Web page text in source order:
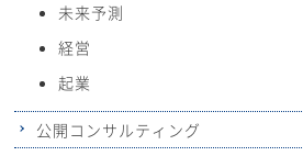
未来予測
経営
起業
公開コンサルティング